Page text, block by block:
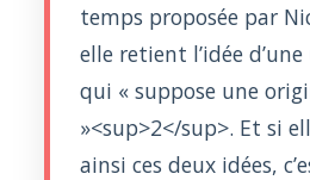
temps proposée par
elle retient l’idée
qui « suppose une
»<sup>2</sup>. Et si
ainsi ces deux idées,